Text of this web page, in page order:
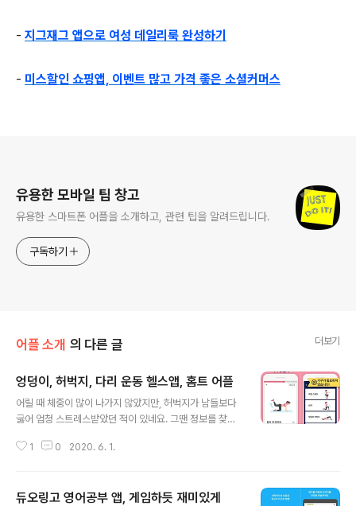
- 지그재그 앱으로 여성 데일리룩 완성하기
- 미스할인 쇼핑앱, 이벤트 많고 가격 좋은 소셜커머스
유용한 모바일 팁 창고
유용한 스마트폰 어플을 소개하고, 관련 팁을 알려드립니다.
구독하기
어플 소개 의 다른 글 더보기
엉덩이, 허벅지, 다리 운동 헬스앱, 홈트 어플
어릴 때 체중이 많이 나가지 않았지만, 허벅지가 남들보다
굻어 엄청 스트레스받았던 적이 있네요. 그땐 정보를 찾기
는 세상이죠. 짧게짧게 홈트로 할 수 있어 좋은 헬스앱 소개
다. 이 앱 역시 누적 천만이 넘은 다운로드를 기록하고 있어
1 0 2020. 6. 1.
듀오링고 영어공부 앱, 게임하듯 재미있게